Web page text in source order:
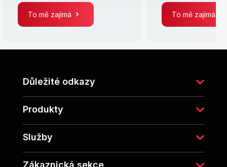
To mě zajímá To mě zajímá
Důležité odkazy
Produkty
Služby
Zákaznická sekce